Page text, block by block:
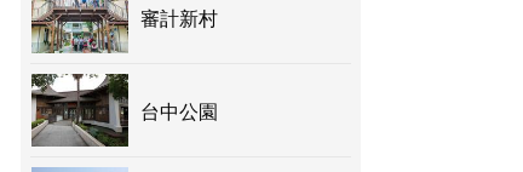
審計新村
台中公園